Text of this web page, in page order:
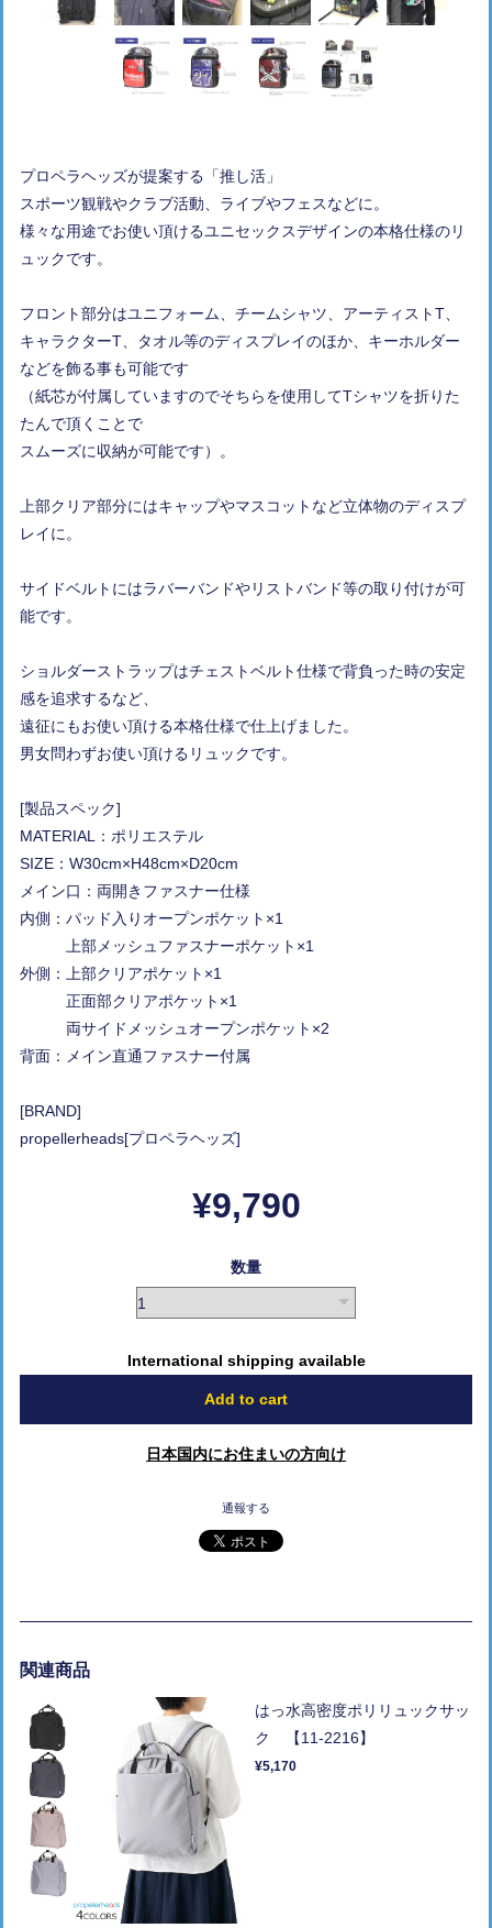
プロペラヘッズが提案する「推し活」
スポーツ観戦やクラブ活動、ライブやフェスなどに。
様々な用途でお使い頂けるユニセックスデザインの本格仕様のリ
ュックです。
フロント部分はユニフォーム、チームシャツ、アーティストT、
キャラクターT、タオル等のディスプレイのほか、キーホルダー
などを飾る事も可能です
（紙芯が付属していますのでそちらを使用してTシャツを折りた
たんで頂くことで
スムーズに収納が可能です）。
上部クリア部分にはキャップやマスコットなど立体物のディスプ
レイに。
サイドベルトにはラバーバンドやリストバンド等の取り付けが可
能です。
ショルダーストラップはチェストベルト仕様で背負った時の安定
感を追求するなど、
遠征にもお使い頂ける本格仕様で仕上げました。
男女問わずお使い頂けるリュックです。
[製品スペック]
MATERIAL：ポリエステル
SIZE：W30cm×H48cm×D20cm
メイン口：両開きファスナー仕様
内側：パッド入りオープンポケット×1
上部メッシュファスナーポケット×1
外側：上部クリアポケット×1
正面部クリアポケット×1
両サイドメッシュオープンポケット×2
背面：メイン直通ファスナー付属
[BRAND]
propellerheads[プロペラヘッズ]
¥9,790
数量
International shipping available
Add to cart
日本国内にお住まいの方向け
通報する
関連商品
はっ水高密度ポリリュックサッ
ク 【11-2216】
¥5,170